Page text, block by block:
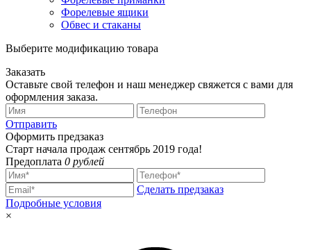
Форелевые ящики
Обвес и стаканы
Выберите модификацию товара
Заказать
Оставьте свой телефон и наш менеджер свяжется с вами для
оформления заказа.
Отправить
Оформить предзаказ
Старт начала продаж сентябрь 2019 года!
Предоплата 0 рублей
Сделать предзаказ
Подробные условия
×